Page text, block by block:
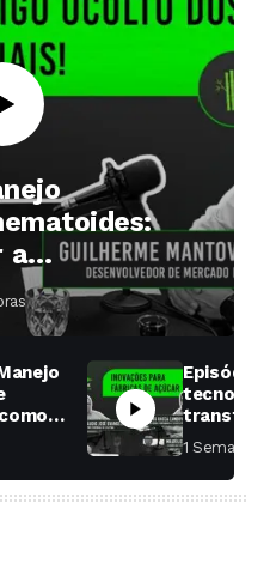
a
soqueiras?
das
Episódio
fábricas
1 Semana ⁮